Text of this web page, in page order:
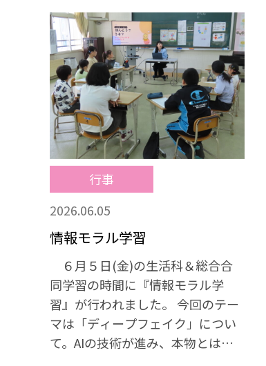
山遺跡で縄文時代の暮らしの様子
を見てきたりと様々なことを実際
に体験し、学んできました。 福
島小学校の友達と関わり合いなが
ら、普段の学校生活ではなかなか
経験することができない、貴重な
経験をすることができました。修
学旅行で学んだことを、これから
の学校生活に生かしていきます。
行事
2026.06.05
情報モラル学習
６月５日(金)の生活科＆総合合
同学習の時間に『情報モラル学
習』が行われました。 今回のテー
マは「ディープフェイク」につい
て。AIの技術が進み、本物とは見